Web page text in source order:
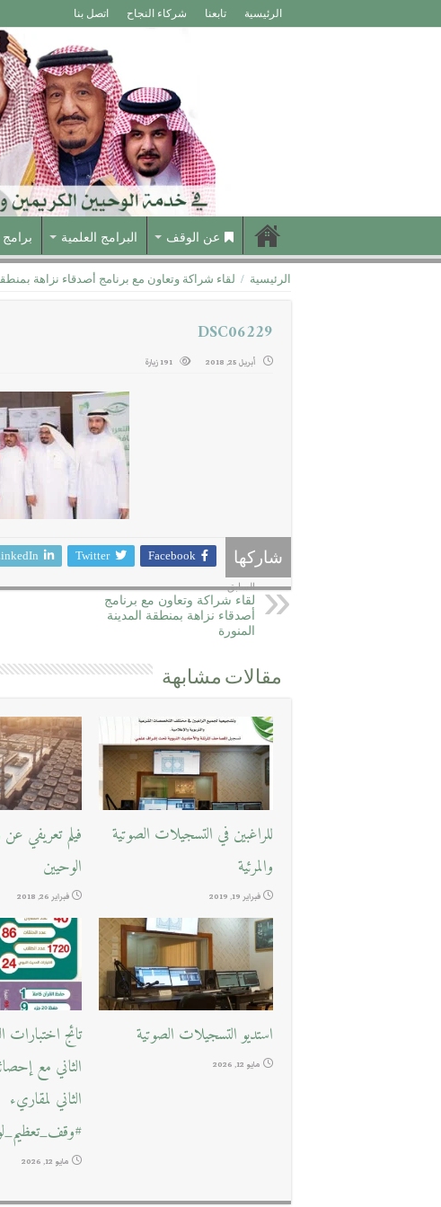
الرئيسية تابعنا شركاء النجاح اتصل بنا
عن الوقف البرامج العلمية برامج
الرئيسية / لقاء شراكة وتعاون مع برنامج أصدقاء نزاهة
DSC06229
أبريل 25, 2018 191 زيارة
شاركها Facebook
Twitter
السابق
لقاء شراكة وتعاون مع برنامج
أصدقاء نزاهة بمنطقة المدينة
المنورة
مقالات مشابهة
للراغبين في التسجيلات الصوتية
والمرئية
فبراير 19, 2019
فيلم تعريفي
الوحيين
فبراير 26, 2018
استديو التسجيلات الصوتية
مايو 12, 2026
تائج
الثاني مع
الثاني لمقاريء
مايو 12, 2026